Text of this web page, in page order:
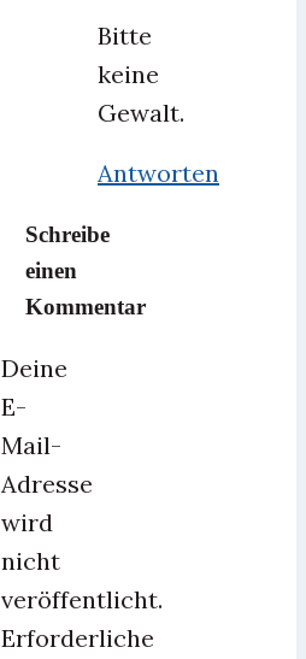
Bitte
keine
Gewalt.
Antworten
Schreibe
einen
Kommentar
Deine
E-
Mail-
Adresse
wird
nicht
veröffentlicht.
Erforderliche